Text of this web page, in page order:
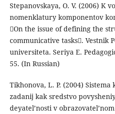
Stepanovskaya, O. V. (2006) K
nomenklatury komponentov
On the issue of defining the
communicative tasks. Vestnik
universiteta. Seriya E.
55. (In Russian)
Tikhonova, L. P. (2004)
zadanij kak sredstvo
deyatel’nosti v